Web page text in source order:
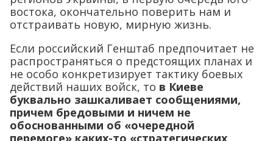
востока, окончательно поверить нам и
отстраивать новую, мирную жизнь.
Если российский Генштаб предпочитает не
распространяться о предстоящих планах и
не особо конкретизирует тактику боевых
действий наших войск, то в Киеве
буквально зашкаливает сообщениями,
причем бредовыми и ничем не
обоснованными об «очередной
перемоге»,каких-то «стратегических